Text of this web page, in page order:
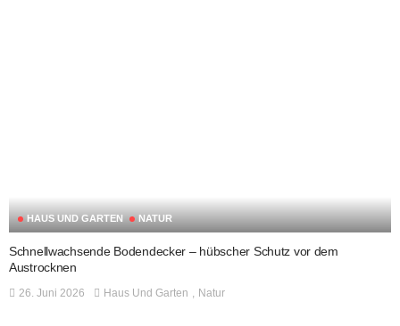
HAUS UND GARTEN NATUR
Schnellwachsende Bodendecker – hübscher Schutz vor dem
Austrocknen
26. Juni 2026 Haus Und Garten Natur